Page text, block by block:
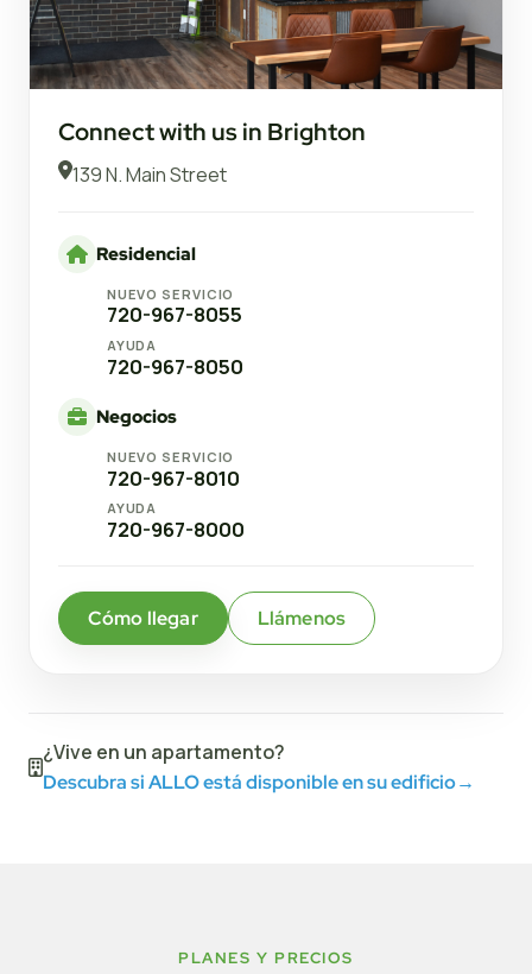
Connect with us in Brighton
139 N. Main Street
Residencial
NUEVO SERVICIO
720-967-8055
AYUDA
720-967-8050
Negocios
NUEVO SERVICIO
720-967-8010
AYUDA
720-967-8000
Cómo llegar Llámenos
¿Vive en un apartamento?
Descubra si ALLO está disponible en su edificio→
PLANES Y PRECIOS